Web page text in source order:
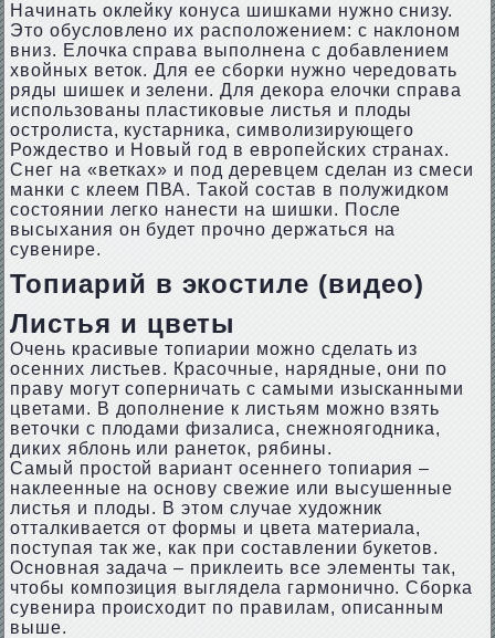
Начинать оклейку конуса шишками нужно снизу.
Это обусловлено их расположением: с наклоном
вниз. Елочка справа выполнена с добавлением
хвойных веток. Для ее сборки нужно чередовать
ряды шишек и зелени. Для декора елочки справа
использованы пластиковые листья и плоды
остролиста, кустарника, символизирующего
Рождество и Новый год в европейских странах.
Снег на «ветках» и под деревцем сделан из смеси
манки с клеем ПВА. Такой состав в полужидком
состоянии легко нанести на шишки. После
высыхания он будет прочно держаться на
сувенире.
Топиарий в экостиле (видео)
Листья и цветы
Очень красивые топиарии можно сделать из
осенних листьев. Красочные, нарядные, они по
праву могут соперничать с самыми изысканными
цветами. В дополнение к листьям можно взять
веточки с плодами физалиса, снежноягодника,
диких яблонь или ранеток, рябины.
Самый простой вариант осеннего топиария –
наклеенные на основу свежие или высушенные
листья и плоды. В этом случае художник
отталкивается от формы и цвета материала,
поступая так же, как при составлении букетов.
Основная задача – приклеить все элементы так,
чтобы композиция выглядела гармонично. Сборка
сувенира происходит по правилам, описанным
выше.